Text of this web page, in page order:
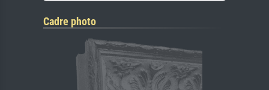
Cadre photo